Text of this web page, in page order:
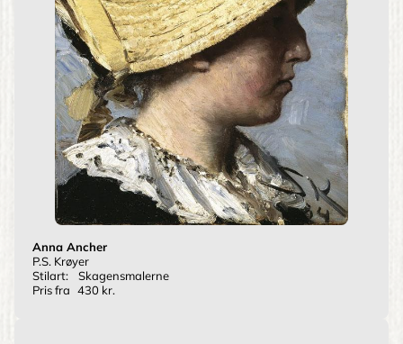
Anna Ancher
P.S. Krøyer
Stilart:
Skagensmalerne
Pris fra 430 kr.